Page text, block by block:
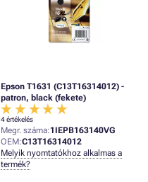
Epson T1631 (C13T16314012) -
patron, black (fekete)
4 értékelés
Megr. száma:1IEPB163140VG
OEM:C13T16314012
Melyik nyomtatókhoz alkalmas a
termék?